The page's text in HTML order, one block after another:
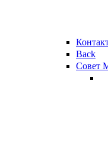
Back
Совет